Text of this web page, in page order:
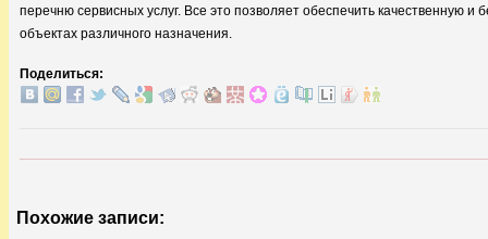
перечню сервисных услуг. Все это позволяет обеспечить качественную
объектах различного назначения.
Поделиться:
Похожие записи: